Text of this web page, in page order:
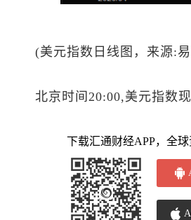
(美元指数 日线图，来源:
北京时间20:00,美元指数
下载汇通财经APP，全